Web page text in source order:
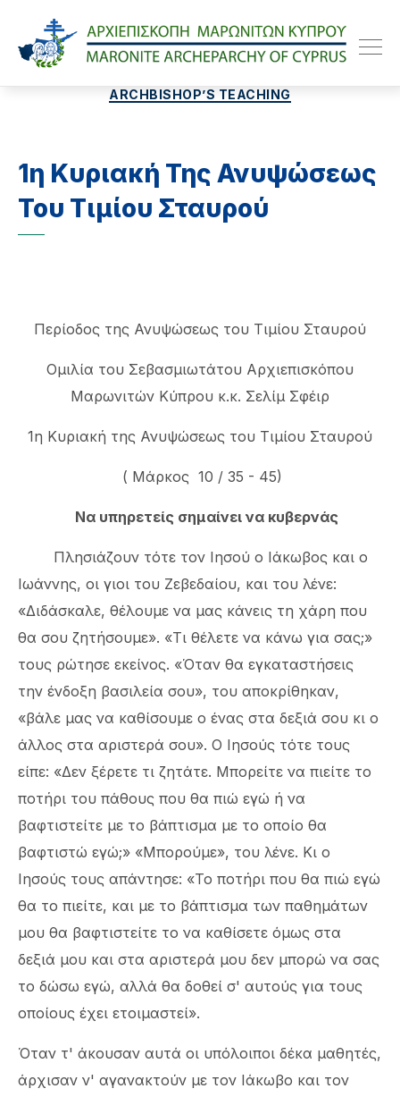
Categories
ARCHBISHOP’S TEACHING
1η Κυριακή Της Ανυψώσεως
Του Τιμίου Σταυρού
Περίοδος της Ανυψώσεως του Τιμίου Σταυρού
Ομιλία του Σεβασμιωτάτου Αρχιεπισκόπου
Μαρωνιτών Κύπρου κ.κ. Σελίμ Σφέιρ
1η Κυριακή της Ανυψώσεως του Τιμίου Σταυρού
( Μάρκος 10 / 35 - 45)
Να υπηρετείς σημαίνει να κυβερνάς
Πλησιάζουν τότε τον Ιησού ο Ιάκωβος και ο
Ιωάννης, οι γιοι του Ζεβεδαίου, και του λένε:
«Διδάσκαλε, θέλουμε να μας κάνεις τη χάρη που
θα σου ζητήσουμε». «Τι θέλετε να κάνω για σας;»
τους ρώτησε εκείνος. «Όταν θα εγκαταστήσεις
την ένδοξη βασιλεία σου», του αποκρίθηκαν,
«βάλε μας να καθίσουμε ο ένας στα δεξιά σου κι ο
άλλος στα αριστερά σου». Ο Ιησούς τότε τους
είπε: «Δεν ξέρετε τι ζητάτε. Μπορείτε να πιείτε το
ποτήρι του πάθους που θα πιώ εγώ ή να
βαφτιστείτε με το βάπτισμα με το οποίο θα
βαφτιστώ εγώ;» «Μπορούμε», του λένε. Κι ο
Ιησούς τους απάντησε: «Το ποτήρι που θα πιώ εγώ
θα το πιείτε, και με το βάπτισμα των παθημάτων
μου θα βαφτιστείτε το να καθίσετε όμως στα
δεξιά μου και στα αριστερά μου δεν μπορώ να σας
το δώσω εγώ, αλλά θα δοθεί σ' αυτούς για τους
οποίους έχει ετοιμαστεί».
Όταν τ' άκουσαν αυτά οι υπόλοιποι δέκα μαθητές,
άρχισαν ν' αγανακτούν με τον Ιάκωβο και τον